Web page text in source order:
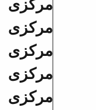
مرکزی
مرکزی
مرکزی
مرکزی
مرکزی